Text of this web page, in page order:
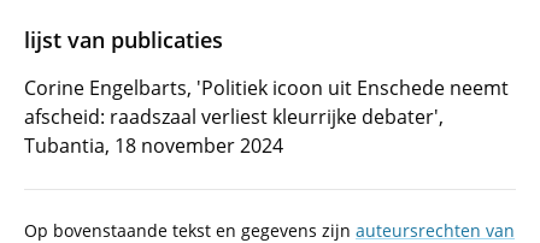
lijst van publicaties
Corine Engelbarts, 'Politiek icoon uit Enschede neemt
afscheid: raadszaal verliest kleurrijke debater',
Tubantia, 18 november 2024
Op bovenstaande tekst en gegevens zijn auteursrechten van